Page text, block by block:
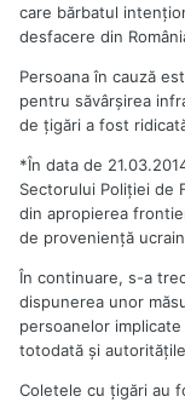
care bărbatul
desfacere din
Persoana în cauză
pentru săvârşirea
de ţigări a fost
*În data de
Sectorului Poliţiei de
din apropierea
de provenienţă
În continuare, s-a
dispunerea unor
persoanelor
totodată şi
Coletele cu ţigări au